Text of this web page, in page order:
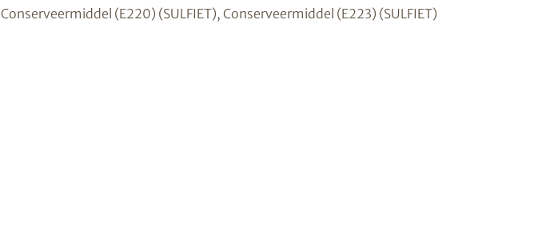
Conserveermiddel (E220) (SULFIET), Conserveermiddel (E223) (SULFIET)